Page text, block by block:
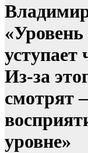
Из-за
смотрят
уровне»